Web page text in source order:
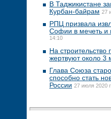
В Таджикистане
Курбан-байрам 27
РПЦ призвала
Софии в мечеть и
14:10
На
жертвуют около 3
Глава Союза
способно стать
России 27 июля 2020